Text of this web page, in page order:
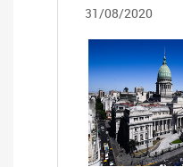
31/08/2020